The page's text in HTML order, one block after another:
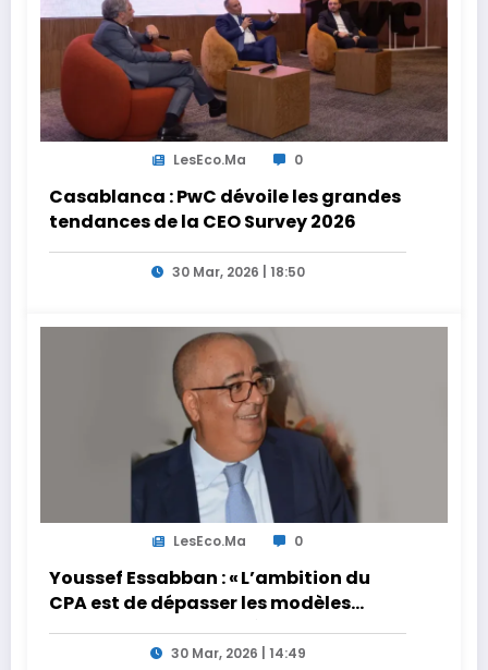
LesEco.ma 0
Casablanca : PwC dévoile les grandes
tendances de la CEO Survey 2026
30 Mar, 2026 | 18:50
LesEco.ma 0
Youssef Essabban : « L’ambition du
CPA est de dépasser les modèles
traditionnels et académiques de
formation en s’appuyant sur le
30 Mar, 2026 | 14:49